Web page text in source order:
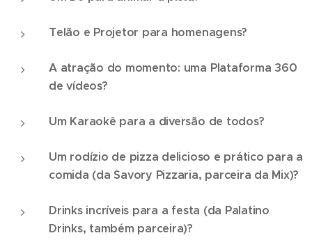
Telão e Projetor para homenagens?
A atração do momento: uma Plataforma 360
de vídeos?
Um Karaokê para a diversão de todos?
Um rodízio de pizza delicioso e prático para a
comida (da Savory Pizzaria, parceira da Mix)?
Drinks incríveis para a festa (da Palatino
Drinks, também parceira)?